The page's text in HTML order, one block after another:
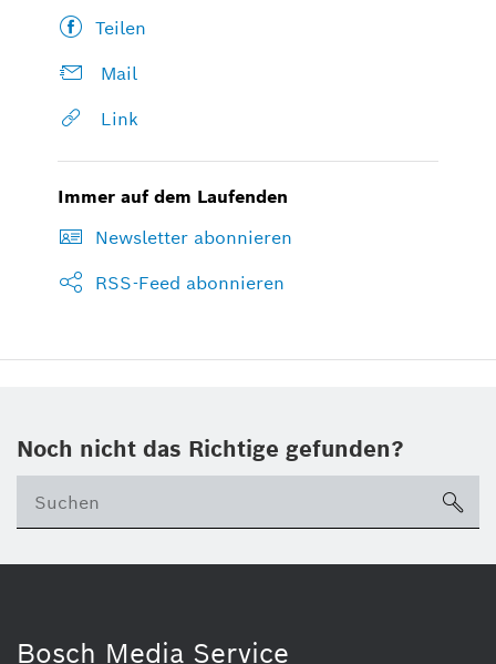
Teilen
Mail
Link
Immer auf dem Laufenden
Newsletter abonnieren
RSS-Feed abonnieren
Noch nicht das Richtige gefunden?
Bosch Media Service